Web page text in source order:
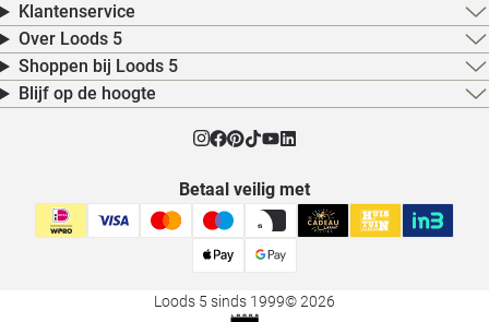
Klantenservice
Over Loods 5
Shoppen bij Loods 5
Blijf op de hoogte
Betaal veilig met
Loods 5 sinds 1999© 2026